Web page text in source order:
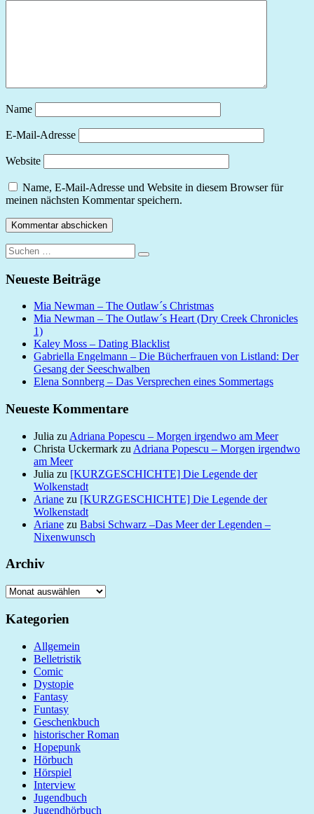
Name
E-Mail-Adresse
Website
Name, E-Mail-Adresse und Website in diesem Browser für
meinen nächsten Kommentar speichern.
Suchen
nach:
Suchen
Neueste Beiträge
Mia Newman – The Outlaw´s Christmas
Mia Newman – The Outlaw´s Heart (Dry Creek Chronicles
1)
Kaley Moss – Dating Blacklist
Gabriella Engelmann – Die Bücherfrauen von Listland: Der
Gesang der Seeschwalben
Elena Sonnberg – Das Versprechen eines Sommertags
Neueste Kommentare
Julia zu Adriana Popescu – Morgen irgendwo am Meer
Christa Uckermark zu Adriana Popescu – Morgen irgendwo
am Meer
Julia zu [KURZGESCHICHTE] Die Legende der
Wolkenstadt
Ariane zu [KURZGESCHICHTE] Die Legende der
Wolkenstadt
Ariane zu Babsi Schwarz –Das Meer der Legenden –
Nixenwunsch
Archiv
Archiv
Kategorien
Allgemein
Belletristik
Comic
Dystopie
Fantasy
Funtasy
Geschenkbuch
historischer Roman
Hopepunk
Hörbuch
Hörspiel
Interview
Jugendbuch
Jugendhörbuch